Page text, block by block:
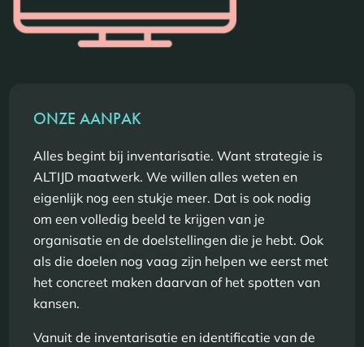
ONZE AANPAK
Alles begint bij inventarisatie. Want strategie is
ALTIJD maatwerk. We willen alles weten en
eigenlijk nog een stukje meer. Dat is ook nodig
om een volledig beeld te krijgen van je
organisatie en de doelstellingen die je hebt. Ook
als die doelen nog vaag zijn helpen we eerst met
het concreet maken daarvan of het spotten van
kansen.
Vanuit de inventarisatie en identificatie van de